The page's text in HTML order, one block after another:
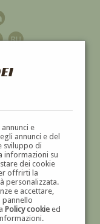
e
annunci e del
sviluppo di
informazioni su
dei cookie
offrirti la
personalizzata.
e accettare,
pannello
Policy cookieed
E '900